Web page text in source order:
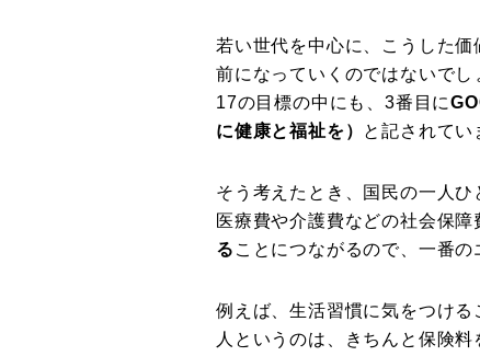
若い世代を中心に、こうした
前になっていくのではないで
17の目標の中にも、3番目に
に健康と福祉を） と記されてい
そう考えたとき、国民の一人ひ
医療費や介護費などの社会保障
る ことにつながるので、一番
例えば、生活習慣に気をつけ
人というのは、きちんと保険